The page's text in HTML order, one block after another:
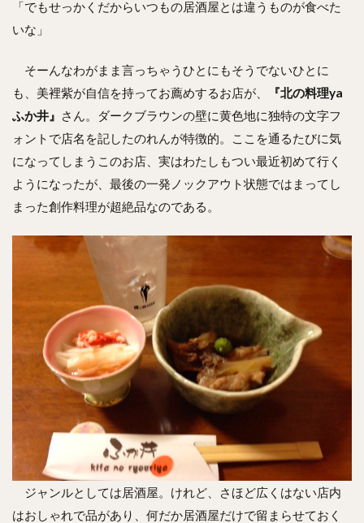
「でもせっかくだからいつもの居酒屋とは違うものが食べた
いな」
そーんなわがまま言っちゃうひとにもそうでないひとに
も、美裡紫が自信を持ってお薦めするお店が、
『北の料理ya
ふか井』 さん。ダークブラウンの壁に黄色地に独特の文字フ
ォントで店名を記したのれんが特徴的。ここを通るたびに気
になってしまうこのお店、実はわたしもつい最近初めて行く
ようになったが、最後の一発ノックアウト状態ではまってし
まった創作料理が超絶品なのである。
ジャンルとしては居酒屋。けれど、さほど広くはない店内
はおしゃれで品があり、何だか居酒屋だけで留まらせておく